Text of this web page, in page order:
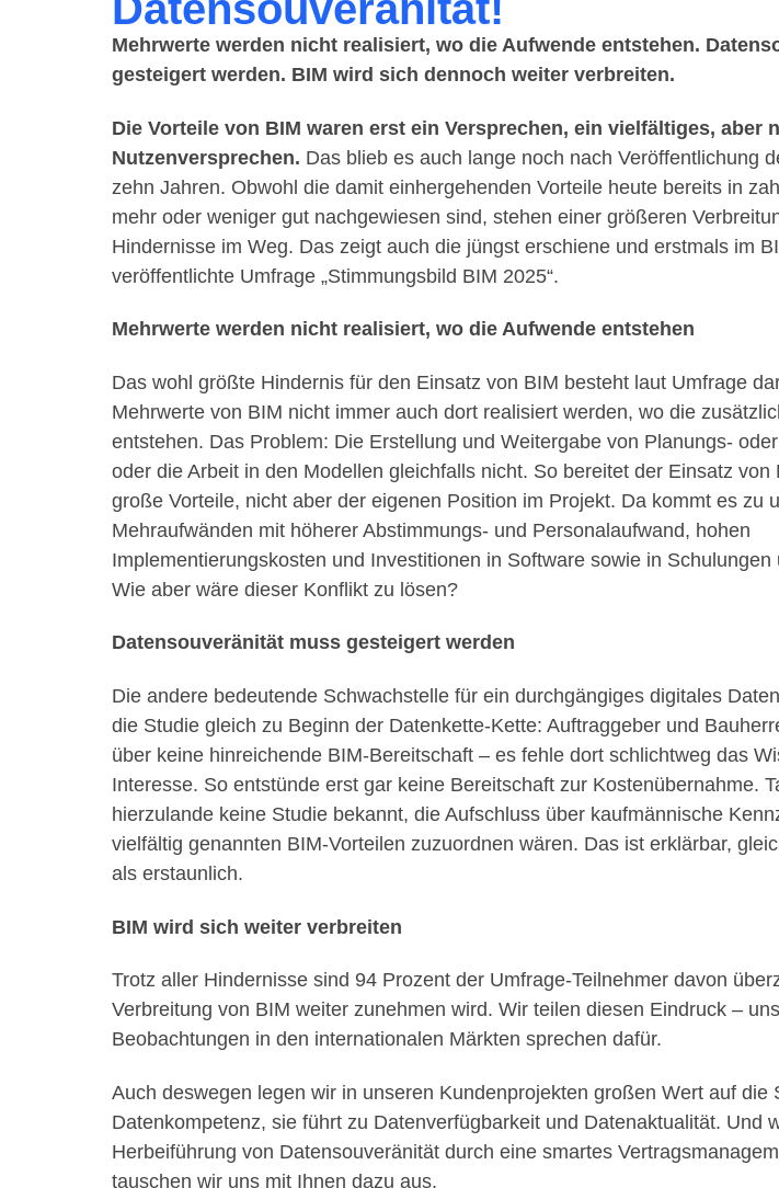
Mehrwerte werden nicht realisiert, wo die Aufwende entstehen.
gesteigert werden. BIM wird sich dennoch weiter verbreiten.
Die Vorteile von BIM waren erst ein Versprechen, ein vielfältiges, aber
Nutzenversprechen. Das blieb es auch lange noch nach Veröffentlichung
zehn Jahren. Obwohl die damit einhergehenden Vorteile heute bereits in
mehr oder weniger gut nachgewiesen sind, stehen einer größeren
Hindernisse im Weg. Das zeigt auch die jüngst erschiene und erstmals im
veröffentlichte Umfrage „Stimmungsbild BIM 2025“.
Mehrwerte werden nicht realisiert, wo die Aufwende entstehen
Das wohl größte Hindernis für den Einsatz von BIM besteht laut Umfrage
Mehrwerte von BIM nicht immer auch dort realisiert werden, wo die
entstehen. Das Problem: Die Erstellung und Weitergabe von Planungs-
oder die Arbeit in den Modellen gleichfalls nicht. So bereitet der Einsatz von
große Vorteile, nicht aber der eigenen Position im Projekt. Da kommt es zu
Mehraufwänden mit höherer Abstimmungs- und Personalaufwand, hohen
Implementierungskosten und Investitionen in Software sowie in Schulungen
Wie aber wäre dieser Konflikt zu lösen?
Datensouveränität muss gesteigert werden
Die andere bedeutende Schwachstelle für ein durchgängiges digitales
die Studie gleich zu Beginn der Datenkette-Kette: Auftraggeber und
über keine hinreichende BIM-Bereitschaft – es fehle dort schlichtweg das
Interesse. So entstünde erst gar keine Bereitschaft zur Kostenübernahme.
hierzulande keine Studie bekannt, die Aufschluss über kaufmännische
vielfältig genannten BIM-Vorteilen zuzuordnen wären. Das ist erklärbar,
als erstaunlich.
BIM wird sich weiter verbreiten
Trotz aller Hindernisse sind 94 Prozent der Umfrage-Teilnehmer davon
Verbreitung von BIM weiter zunehmen wird. Wir teilen diesen Eindruck –
Beobachtungen in den internationalen Märkten sprechen dafür.
Auch deswegen legen wir in unseren Kundenprojekten großen Wert auf die
Datenkompetenz, sie führt zu Datenverfügbarkeit und Datenaktualität. Und
Herbeiführung von Datensouveränität durch eine smartes
tauschen wir uns mit Ihnen dazu aus.